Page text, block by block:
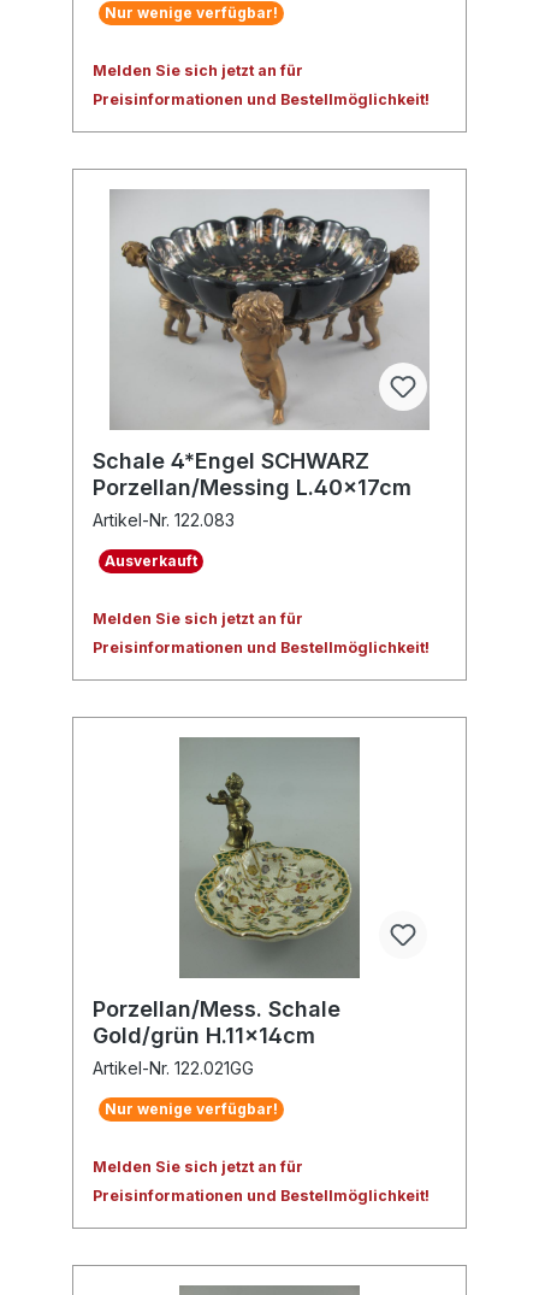
Nur wenige verfügbar!
Melden Sie sich jetzt an für
Preisinformationen und Bestellmöglichkeit!
Schale 4*Engel SCHWARZ
Porzellan/Messing L.40x17cm
Artikel-Nr. 122.083
Ausverkauft
Melden Sie sich jetzt an für
Preisinformationen und Bestellmöglichkeit!
Porzellan/Mess. Schale
Gold/grün H.11x14cm
Artikel-Nr. 122.021GG
Nur wenige verfügbar!
Melden Sie sich jetzt an für
Preisinformationen und Bestellmöglichkeit!